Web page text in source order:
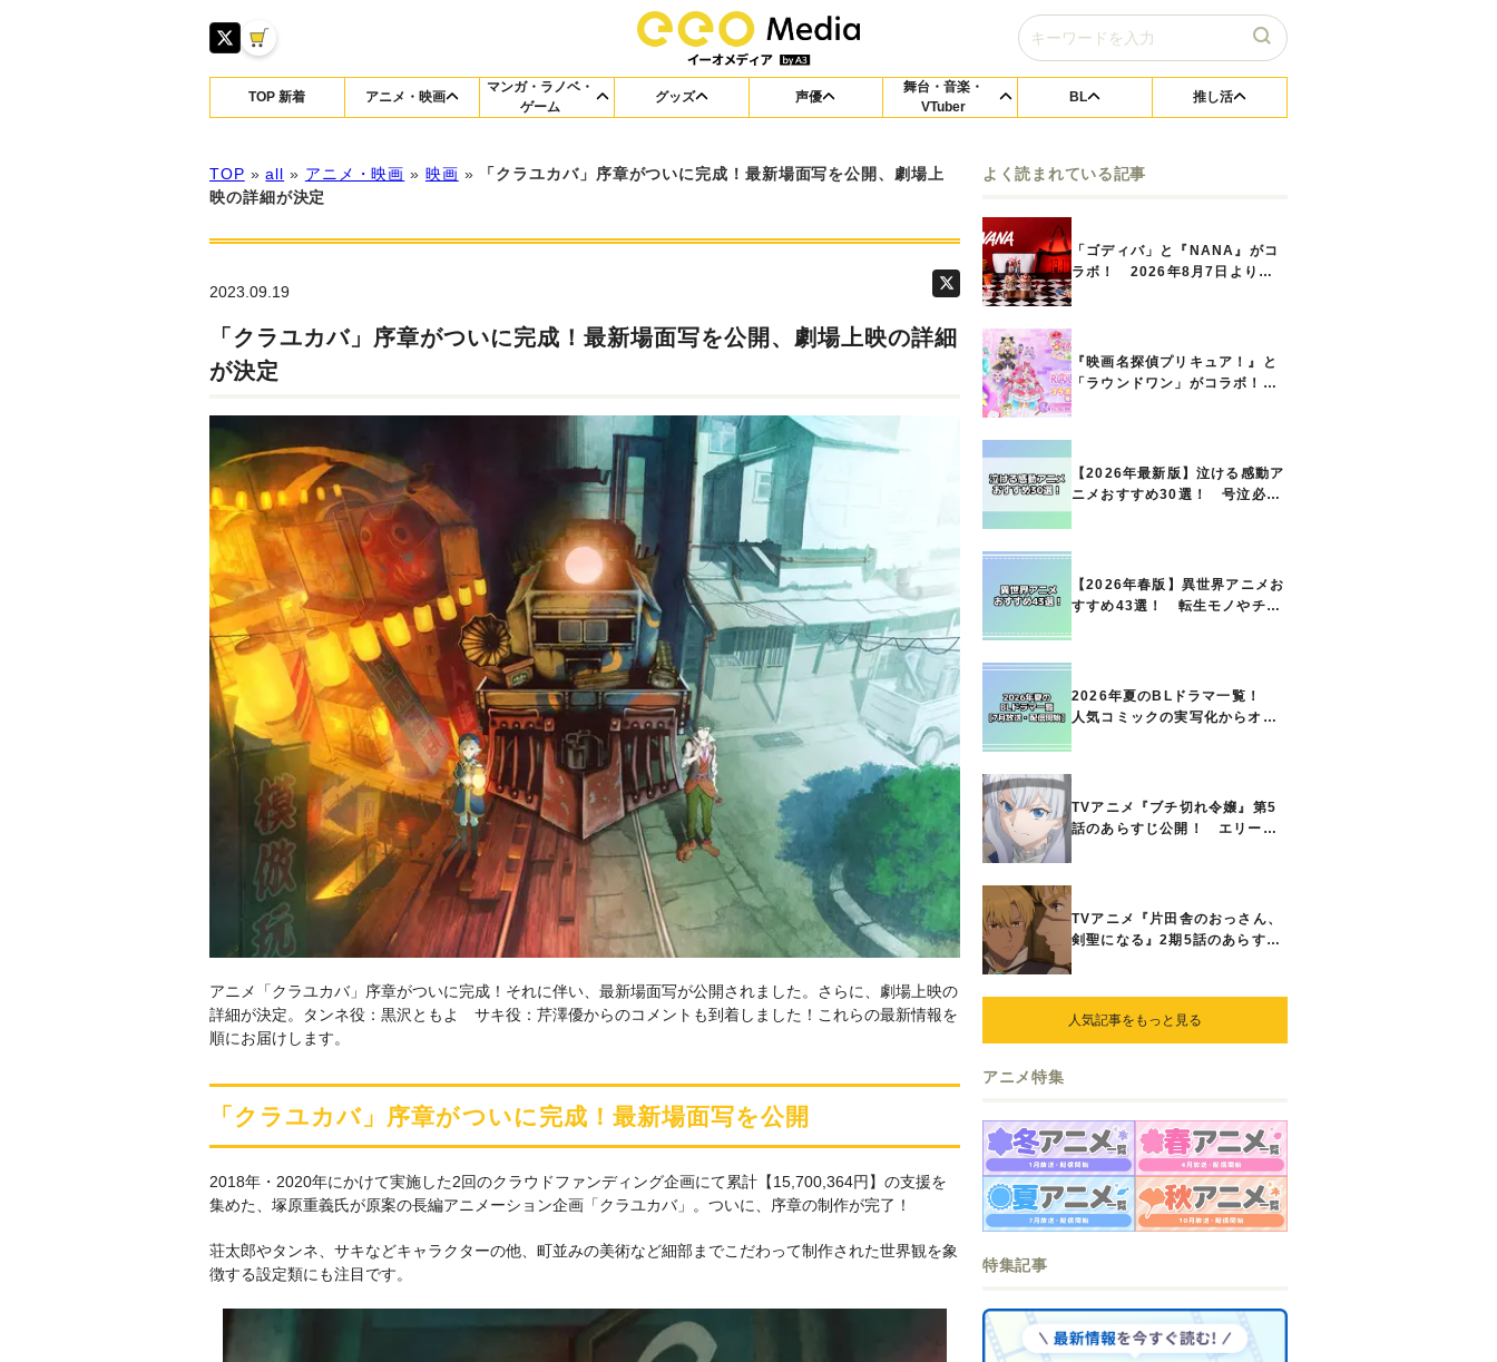
TOP 新着 アニメ・映画
マンガ・ラノベ・
ゲーム
グッズ 声優
舞台・音楽・
VTuber
BL 推し活
TOP »all » アニメ・映画 » 映画 »
「クラユカバ」序章がついに完成！最新場面写を公開、劇場上
映の詳細が決定
2023.09.19
「クラユカバ」序章がついに完成！最新場面写を公開、劇場上映の詳細
が決定
アニメ「クラユカバ」序章がついに完成！それに伴い、最新場面写が公開されました。さらに、劇場上映の
詳細が決定。タンネ役：黒沢ともよ サキ役：芹澤優からのコメントも到着しました！これらの最新情報を
順にお届けします。
「クラユカバ」序章がついに完成！最新場面写を公開
2018年・2020年にかけて実施した2回のクラウドファンディング企画にて累計【15,700,364円】の支援を
集めた、塚原重義氏が原案の長編アニメーション企画「クラユカバ」。ついに、序章の制作が完了！
荘太郎やタンネ、サキなどキャラクターの他、町並みの美術など細部までこだわって制作された世界観を象
徴する設定類にも注目です。
よく読まれている記事
「ゴディバ」と『NANA』がコ
ラボ！ 2026年8月7日よりシ
『映画名探偵プリキュア！』と
「ラウンドワン」がコラボ！
【2026年最新版】泣ける感動ア
ニメおすすめ30選！ 号泣必須
【2026年春版】異世界アニメお
すすめ43選！ 転生モノやチー
2026年夏のBLドラマ一覧！
人気コミックの実写化からオリ
TVアニメ『ブチ切れ令嬢』第5
話のあらすじ公開！ エリーの
TVアニメ『片田舎のおっさん、
剣聖になる』2期5話のあらすじ
人気記事をもっと見る
アニメ特集
特集記事